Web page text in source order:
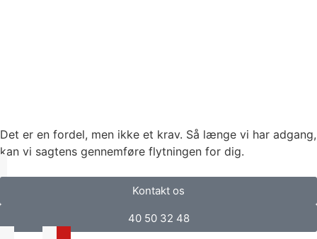
Det er en fordel, men ikke et krav. Så længe vi har adgang,
kan vi sagtens gennemføre flytningen for dig.
Kontakt os
40 50 32 48